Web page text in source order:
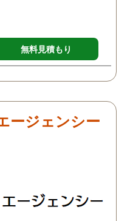
無料見積もり
ージェンシー